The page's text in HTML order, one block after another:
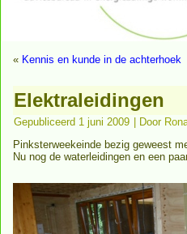
« Kennis en kunde in de achterhoek
Elektraleidingen
Gepubliceerd 1 juni 2009 Door
Pinksterweekeinde bezig geweest
Nu nog de waterleidingen en een